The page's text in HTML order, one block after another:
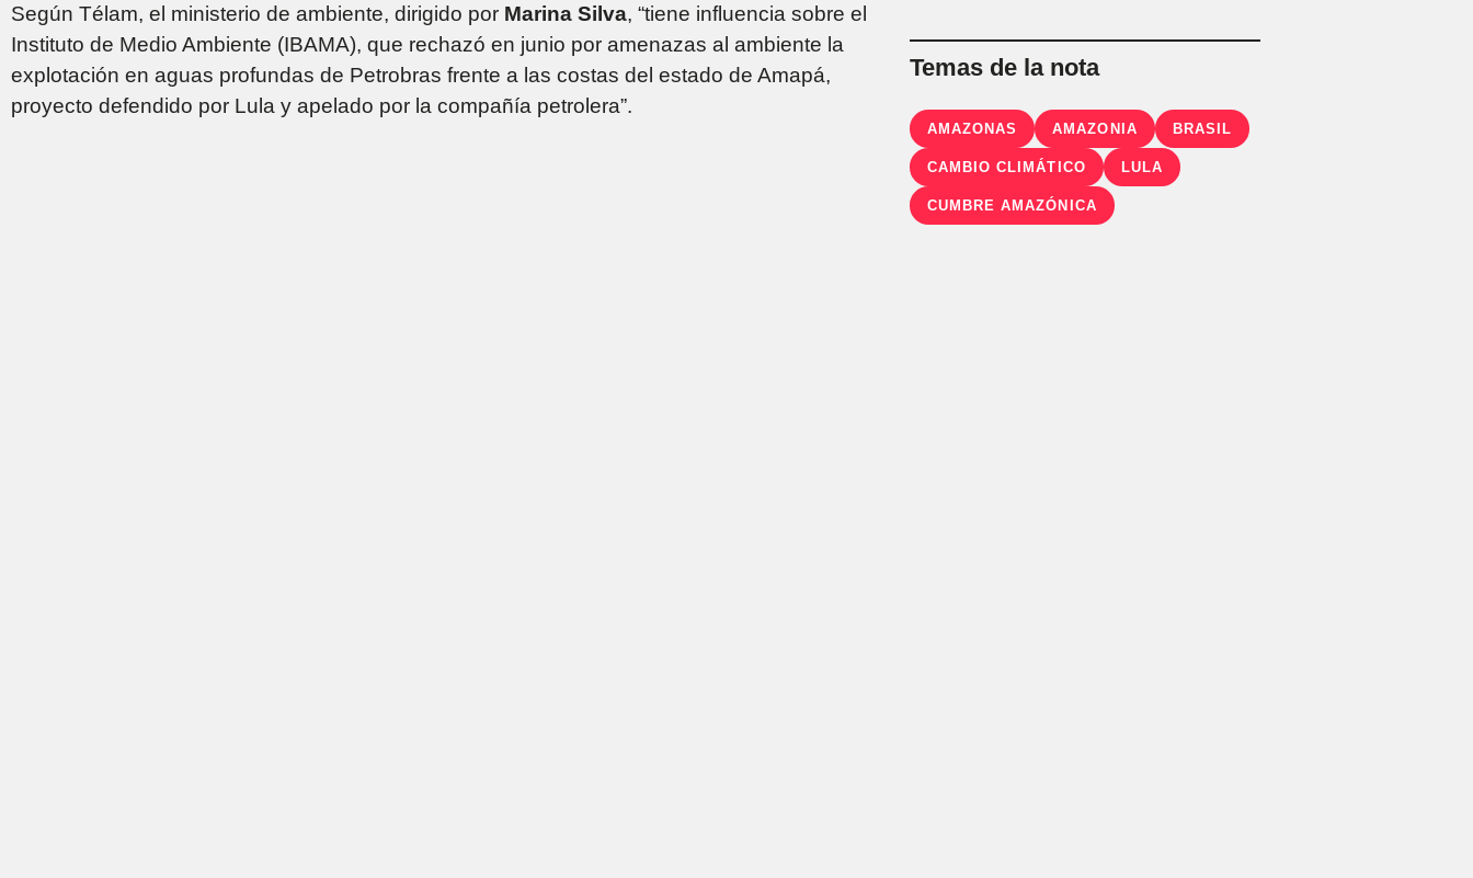
Según Télam, el ministerio de ambiente, dirigido por Marina Silva, “tiene influencia sobre el
Instituto de Medio Ambiente (IBAMA), que rechazó en junio por amenazas al ambiente la
explotación en aguas profundas de Petrobras frente a las costas del estado de Amapá,
proyecto defendido por Lula y apelado por la compañía petrolera”.
Temas de la nota
AMAZONAS AMAZONIA BRASIL
CAMBIO CLIMÁTICO LULA
CUMBRE AMAZÓNICA